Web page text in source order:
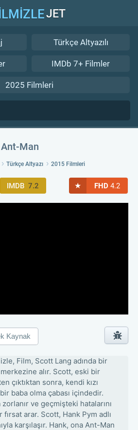
JET
Türkçe Altyazılı
IMDb 7+ Filmler
2025 Filmleri
Ant-Man
Türkçe Altyazı 2015 Filmleri
IMDB 7.2 ★ FHD 4.2
Film, Scott Lang adında bir
merkezine alır. Scott, eski bir
çıktıktan sonra, kendi kızı
baba olma çabası içindedir.
ve geçmişteki hatalarını
arar. Scott, Hank Pym adlı
karşılaşır. Hank, ona Ant-Man
Kaynak